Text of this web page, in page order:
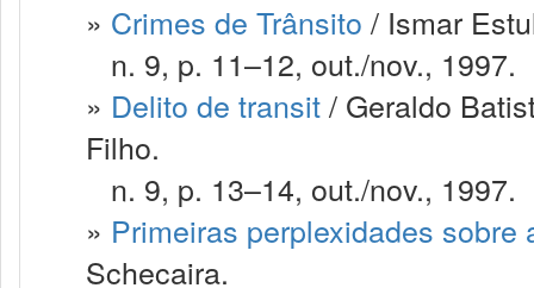
» Crimes de Trânsito / Ismar
n. 9, p. 11–12, out./nov., 1997.
» Delito de transit/ Geraldo
Filho.
n. 9, p. 13–14, out./nov., 1997.
» Primeiras perplexidades sobre
Schecaira.